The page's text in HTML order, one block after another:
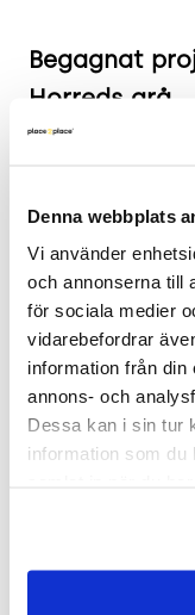
Denna webbplats
Vi använder
och annonserna till
för sociala medier
vidarebefordrar
information från din
annons- och
Dessa kan i sin tur
information som du
Begagnat
Horreds grå
Färg och
underrede i
Mått: Bredd
Skick: 4/5
2 års garanti
Mer om VX
Horreds
designen med
underrede